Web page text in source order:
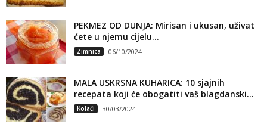
PEKMEZ OD DUNJA: Mirisan i ukusan, uživat
ćete u njemu cijelu...
Zimnica 06/10/2024
MALA USKRSNA KUHARICA: 10 sjajnih
recepata koji će obogatiti vaš blagdanski...
Kolači 30/03/2024